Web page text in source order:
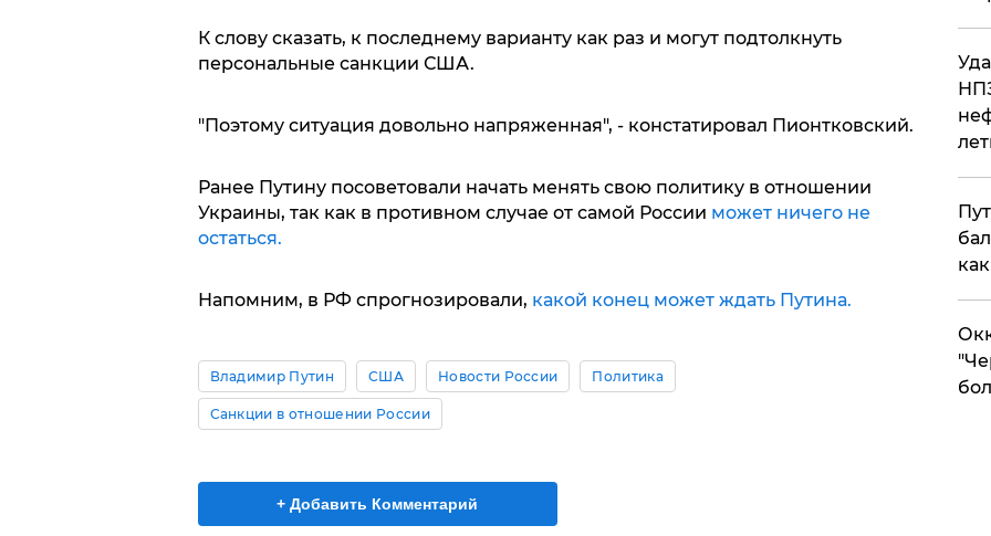
К слову сказать, к последнему варианту как раз и могут подтолкнуть
персональные санкции США.
"Поэтому ситуация довольно напряженная", - констатировал Пионтковский.
Ранее Путину посоветовали начать менять свою политику в отношении
Украины, так как в противном случае от самой России может ничего не
остаться.
Напомним, в РФ спрогнозировали, какой конец может ждать Путина.
Владимир Путин США Новости России Политика
Санкции в отношении России
+ Добавить Комментарий